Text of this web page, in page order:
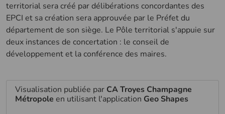
territorial sera créé par délibérations concordantes des
EPCI et sa création sera approuvée par le Préfet du
département de son siège. Le Pôle territorial s'appuie sur
deux instances de concertation : le conseil de
développement et la conférence des maires.
Visualisation publiée par CA Troyes Champagne
Métropole en utilisant l'application Geo Shapes